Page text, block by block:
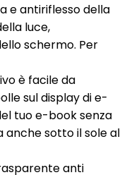
e antiriflesso della
luce,
schermo. Per
è facile da
sul display di e-
tuo e-book senza
anche sotto il sole al
anti